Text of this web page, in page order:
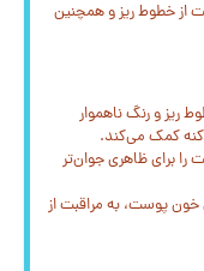
از خطوط ریز و همچنین
ریز و رنگ ناهموار
کمک می‌کند.
برای ظاهری جوان‌تر
خون پوست، به مراقبت از